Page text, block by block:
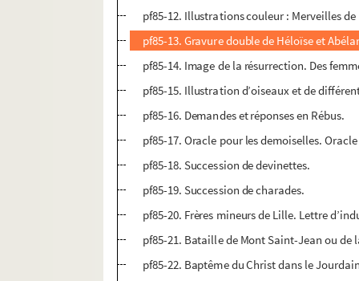
pf85-12. Illustrations couleur : Merveilles de
pf85-13. Gravure double de Héloïse et
pf85-14. Image de la résurrection. Des
pf85-15. Illustration d’oiseaux et de
pf85-16. Demandes et réponses en Rébus.
pf85-17. Oracle pour les demoiselles.
pf85-18. Succession de devinettes.
pf85-19. Succession de charades.
pf85-20. Frères mineurs de Lille. Lettre
pf85-21. Bataille de Mont Saint-Jean ou de
pf85-22. Baptême du Christ dans le